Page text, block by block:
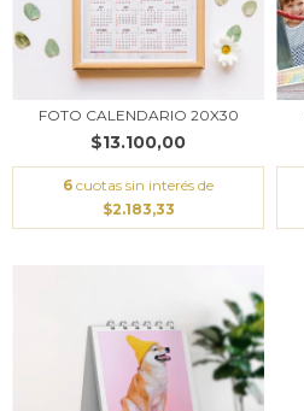
FOTO CALENDARIO 20X30
$13.100,00
6 cuotas sin interés de
$2.183,33